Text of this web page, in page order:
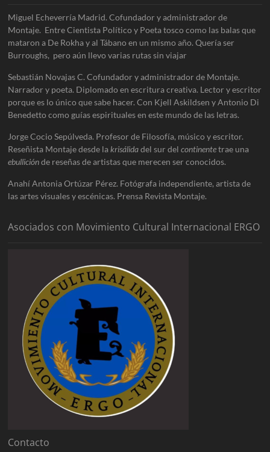
Miguel Echeverría Madrid. Cofundador y administrador de
Montaje. Entre Cientista Político y Poeta tosco como las balas que
mataron a De Rokha y al Tábano en un mismo año. Quería ser
Burroughs, pero aún llevo varias rutas sin viajar
Sebastián Novajas C. Cofundador y administrador de Montaje.
Narrador y poeta. Diplomado en escritura creativa. Lector y escritor
porque es lo único que sabe hacer. Con Kjell Askildsen y Antonio Di
Benedetto como guías espirituales en este mundo de las letras.
Jorge Cocio Sepúlveda. Profesor de Filosofía, músico y escritor.
Reseñista Montaje desde lakrisálidadel sur delcontinentetrae una
ebulliciónde reseñas de artistas que merecen ser conocidos.
Anahí Antonia Ortúzar Pérez. Fotógrafa independiente, artista de
las artes visuales y escénicas. Prensa Revista Montaje.
Asociados con Movimiento Cultural Internacional ERGO
Contacto